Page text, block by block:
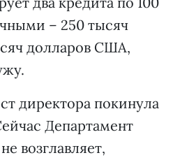
– 250 тысяч
долларов США,
директора покинула
Департамент
возглавляет,